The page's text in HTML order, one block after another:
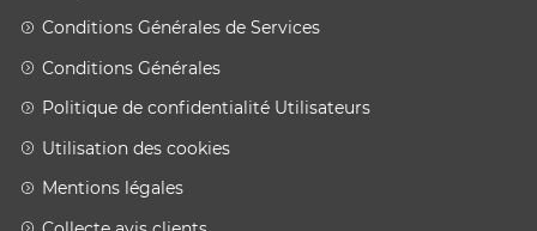
Conditions Générales de Services
Conditions Générales
Politique de confidentialité Utilisateurs
Utilisation des cookies
Mentions légales